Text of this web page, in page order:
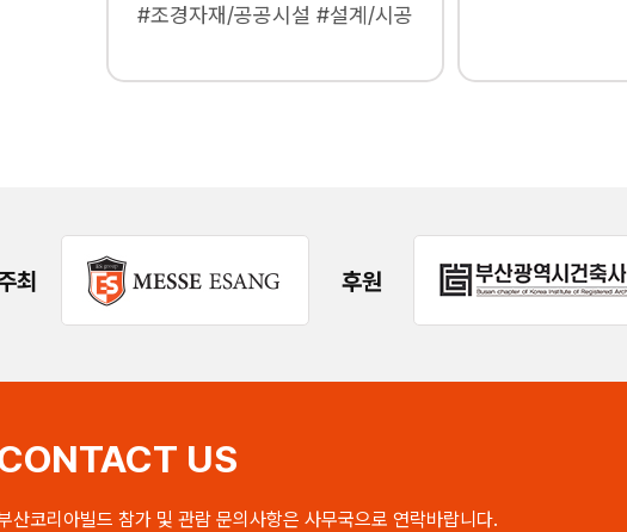
#조경자재/공공시설 #설계/시공
최 후원
US
산코리아빌드 참가 및 관람 문의사항은 사무국으로 연락바랍니다.